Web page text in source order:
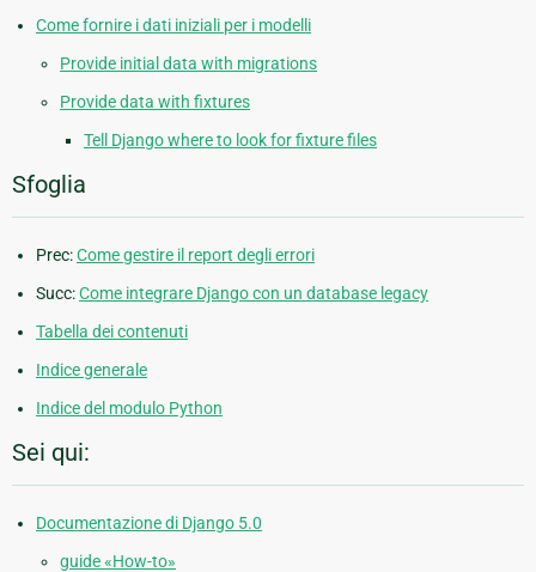
Come fornire i dati iniziali per i modelli
Provide initial data with migrations
Provide data with fixtures
Tell Django where to look for fixture files
Sfoglia
Prec:Come gestire il report degli errori
Succ:Come integrare Django con un database legacy
Tabella dei contenuti
Indice generale
Indice del modulo Python
Sei qui:
Documentazione di Django 5.0
guide «How-to»